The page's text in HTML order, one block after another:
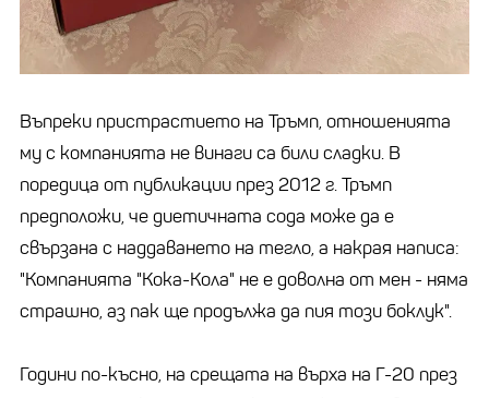
Въпреки пристрастието на Тръмп, отношенията
му с компанията не винаги са били сладки. В
поредица от публикации през 2012 г. Тръмп
предположи, че диетичната сода може да е
свързана с наддаването на тегло, а накрая написа:
"Компанията "Кока-Кола" не е доволна от мен - няма
страшно, аз пак ще продължа да пия този боклук".
Години по-късно, на срещата на върха на Г-20 през